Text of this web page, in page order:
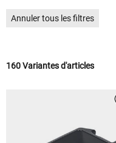
Annuler tous les filtres
160 Variantes d'articles